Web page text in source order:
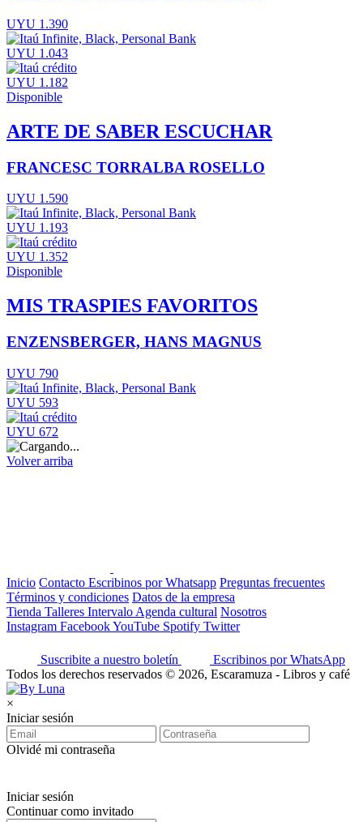
UYU 1.390
UYU 1.043
UYU 1.182
Disponible
ARTE DE SABER ESCUCHAR
FRANCESC TORRALBA ROSELLO
UYU 1.590
UYU 1.193
UYU 1.352
Disponible
MIS TRASPIES FAVORITOS
ENZENSBERGER, HANS MAGNUS
UYU 790
UYU 593
UYU 672
Volver arriba
Inicio Contacto Escribinos por Whatsapp Preguntas frecuentes
Términos y condiciones Datos de la empresa
Tienda Talleres Intervalo Agenda cultural Nosotros
Instagram FacebookYouTube Spotify Twitter
Suscribite a nuestro boletín
Escribinos por WhatsApp
Todos los derechos reservados © 2026, Escaramuza - Libros y café
×
Iniciar sesión
Olvidé mi contraseña
Iniciar sesión
Continuar como invitado